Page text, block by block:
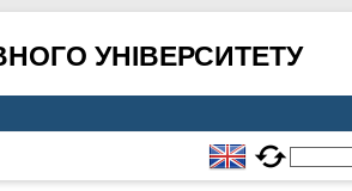
УНІВЕРСИТЕТУ